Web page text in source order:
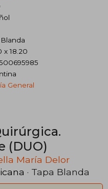
x 18.20
General
(DUO)
María Delor
· Tapa Blanda